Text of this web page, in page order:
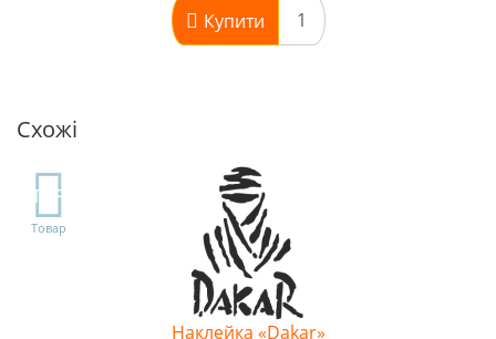
Купити
Схожі
TOP
Товар
Наклейка «Dakar»